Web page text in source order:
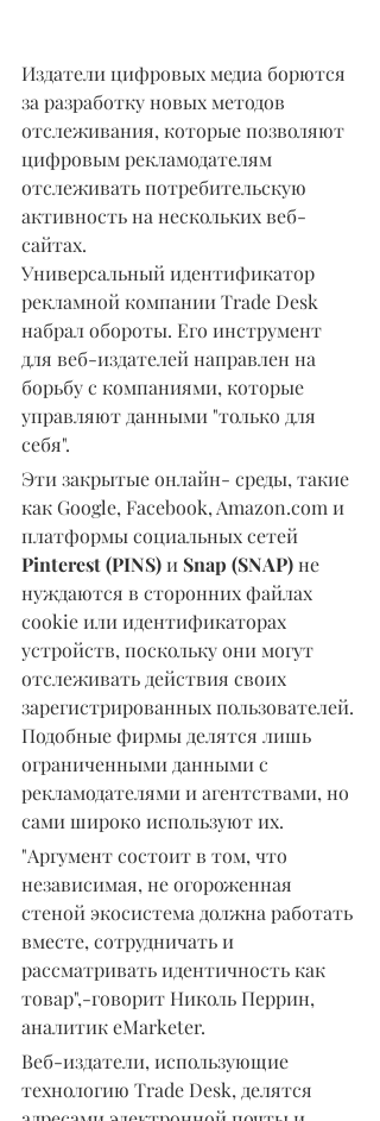
Издатели цифровых медиа борются
за разработку новых методов
отслеживания, которые позволяют
цифровым рекламодателям
отслеживать потребительскую
активность на нескольких веб-
сайтах.
Универсальный идентификатор
рекламной компании Trade Desk
набрал обороты. Его инструмент
для веб-издателей направлен на
борьбу с компаниями, которые
управляют данными "только для
себя".
Эти закрытые онлайн- среды, такие
как Google, Facebook, Amazon.com и
платформы социальных сетей
Pinterest (PINS) и Snap (SNAP) не
нуждаются в сторонних файлах
cookie или идентификаторах
устройств, поскольку они могут
отслеживать действия своих
зарегистрированных пользователей.
Подобные фирмы делятся лишь
ограниченными данными с
рекламодателями и агентствами, но
сами широко используют их.
"Аргумент состоит в том, что
независимая, не огороженная
стеной экосистема должна работать
вместе, сотрудничать и
рассматривать идентичность как
товар",-говорит Николь Перрин,
аналитик eMarketer.
Веб-издатели, использующие
технологию Trade Desk, делятся